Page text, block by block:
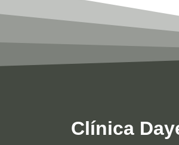
Clínica